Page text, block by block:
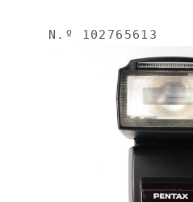
N.º 102765613